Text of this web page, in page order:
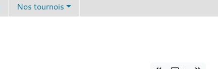
Nos tournois